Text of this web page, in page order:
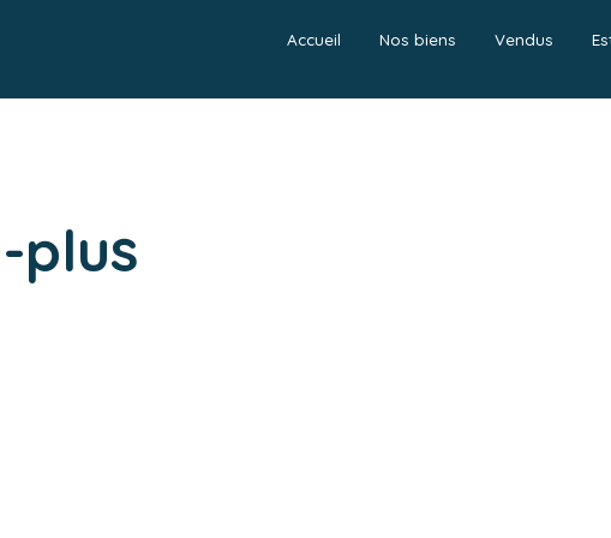
Accueil Nos biens Vendus
plus